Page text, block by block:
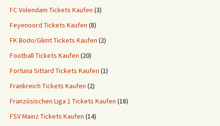
FC Volendam Tickets Kaufen (3)
Feyenoord Tickets Kaufen (8)
FK Bodo/Glimt Tickets Kaufen (2)
Football Tickets Kaufen (20)
Fortuna Sittard Tickets Kaufen (1)
Frankreich Tickets Kaufen (2)
Französischen Liga 1 Tickets Kaufen (18)
FSV Mainz Tickets Kaufen (14)